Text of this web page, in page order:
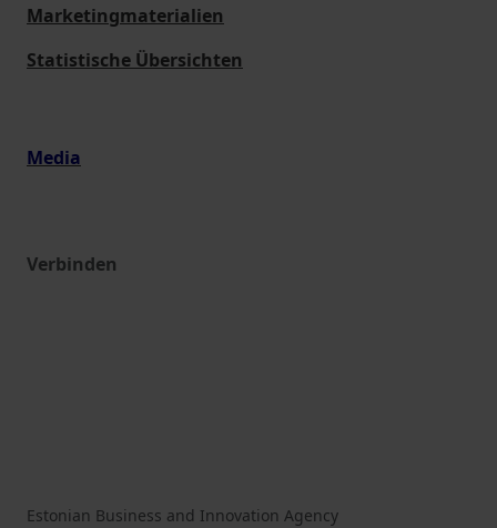
Marketingmaterialien
Statistische Übersichten
Media
Verbinden
Estonian Business and Innovation Agency